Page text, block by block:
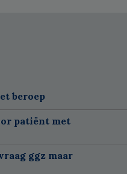
beroep
patiënt met
ggz maar